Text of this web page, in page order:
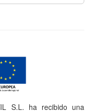
S.L. ha recibido una